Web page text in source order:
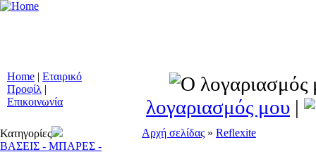
Home | Εταιρικό
Προφίλ |
Επικοινωνία
λογαριασμός μου |
Κατηγορίες
ΒΑΣΕΙΣ - ΜΠΑΡΕΣ -
Αρχή σελίδας » Reflexite